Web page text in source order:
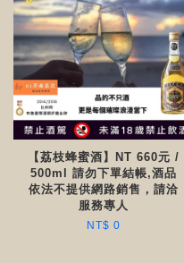
【荔枝蜂蜜酒】NT 660元 /
500ml 請勿下單結帳,酒品
依法不提供網路銷售，請洽
服務專人
NT$ 0